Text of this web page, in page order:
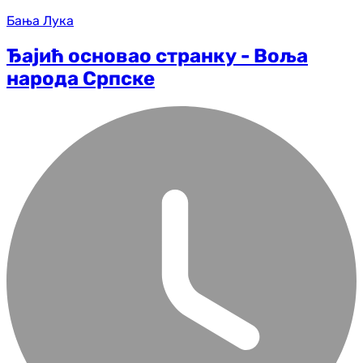
Бања Лука
Ђајић основао странку - Воља
народа Српске